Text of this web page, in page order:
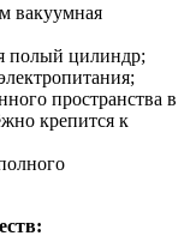
вакуумная
полый цилиндр;
пространства в
крепится к